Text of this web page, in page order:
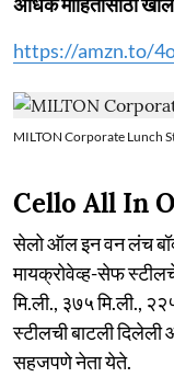
https://amzn.to/
MILTON Corporate Lunch
Cello All In
सेलो ऑल इन वन लंच
मायक्रोवेव्ह-सेफ
मि.ली., ३७५ मि.ली.,
स्टीलची बाटली
सहजपणे नेता येते.